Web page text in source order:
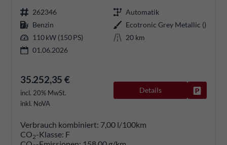
262346
Automatik
Benzin
Ecotronic Grey Metallic ()
110 kW (150 PS)
20 km
01.06.2026
35.252,35 €
incl. 20% MwSt.
inkl. NoVA
Details
Verbrauch kombiniert: 7,00 l/100km
CO2-Klasse: F